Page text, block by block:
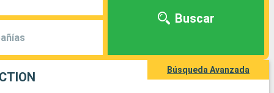
Buscar
Búsqueda Avanzada